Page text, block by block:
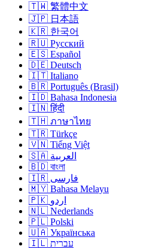
🇹🇼 繁體中文
🇯🇵 日本語
🇰🇷 한국어
🇷🇺 Русский
🇪🇸 Español
🇩🇪 Deutsch
🇮🇹 Italiano
🇧🇷 Português (Brasil)
🇮🇩 Bahasa Indonesia
🇮🇳 हिंदी
🇹🇭 ภาษาไทย
🇹🇷 Türkçe
🇻🇳 Tiếng Việt
🇸🇦 العربية
🇧🇩 বাংলা
🇮🇷 فارسی
🇲🇾 Bahasa Melayu
🇵🇰 اردو
🇳🇱 Nederlands
🇵🇱 Polski
🇺🇦 Українська
🇮🇱 עברית